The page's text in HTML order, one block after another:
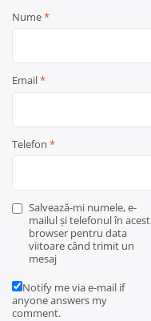
Nume*
Email*
Telefon *
Salvează-mi numele, e-
mailul și telefonul în acest
browser pentru data
viitoare când trimit un
mesaj
Notify me via e-mail if
anyone answers my
comment.